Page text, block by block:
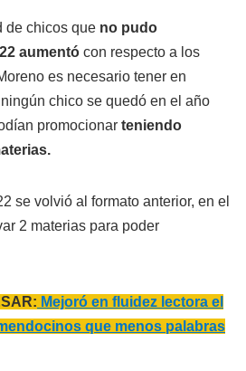
de chicos que no pudo
aumentó con respecto a los
es necesario tener en
chico se quedó en el año
promocionar teniendo
se volvió al formato anterior, en el
2 materias para poder
Mejoró en fluidez lectora el
que menos palabras